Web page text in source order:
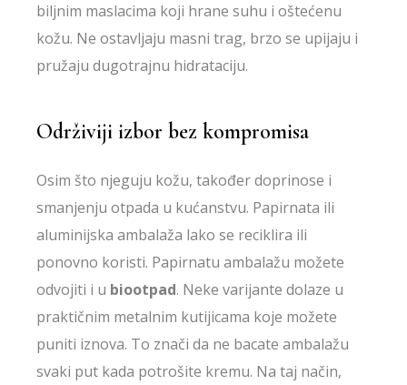
biljnim maslacima koji hrane suhu i oštećenu
kožu. Ne ostavljaju masni trag, brzo se upijaju i
pružaju dugotrajnu hidrataciju.
Održiviji izbor bez kompromisa
Osim što njeguju kožu, također doprinose i
smanjenju otpada u kućanstvu. Papirnata ili
aluminijska ambalaža lako se reciklira ili
ponovno koristi. Papirnatu ambalažu možete
odvojiti i u biootpad. Neke varijante dolaze u
praktičnim metalnim kutijicama koje možete
puniti iznova. To znači da ne bacate ambalažu
svaki put kada potrošite kremu. Na taj način,